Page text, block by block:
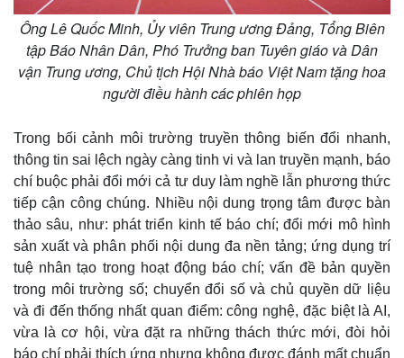
Ông Lê Quốc Minh, Ủy viên Trung ương Đảng, Tổng Biên
tập Báo Nhân Dân, Phó Trưởng ban Tuyên giáo và Dân
vận Trung ương, Chủ tịch Hội Nhà báo Việt Nam tặng hoa
người điều hành các phiên họp
Trong bối cảnh môi trường truyền thông biến đổi nhanh,
thông tin sai lệch ngày càng tinh vi và lan truyền mạnh, báo
chí buộc phải đổi mới cả tư duy làm nghề lẫn phương thức
tiếp cận công chúng. Nhiều nội dung trọng tâm được bàn
thảo sâu, như: phát triển kinh tế báo chí; đổi mới mô hình
sản xuất và phân phối nội dung đa nền tảng; ứng dụng trí
tuệ nhân tạo trong hoạt động báo chí; vấn đề bản quyền
trong môi trường số; chuyển đổi số và chủ quyền dữ liệu
và đi đến thống nhất quan điểm: công nghệ, đặc biệt là AI,
vừa là cơ hội, vừa đặt ra những thách thức mới, đòi hỏi
báo chí phải thích ứng nhưng không được đánh mất chuẩn